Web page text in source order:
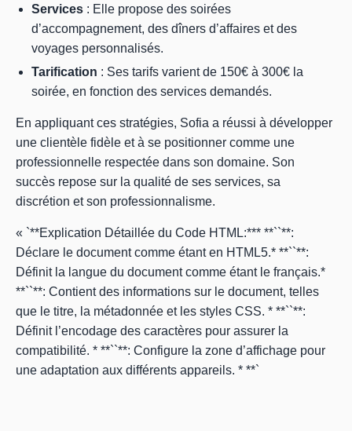
Services : Elle propose des soirées
d’accompagnement, des dîners d’affaires et des
voyages personnalisés.
Tarification : Ses tarifs varient de 150€ à 300€ la
soirée, en fonction des services demandés.
En appliquant ces stratégies, Sofia a réussi à développer
une clientèle fidèle et à se positionner comme une
professionnelle respectée dans son domaine. Son
succès repose sur la qualité de ses services, sa
discrétion et son professionnalisme.
« `**Explication Détaillée du Code HTML:*** **``**:
Déclare le document comme étant en HTML5.* **``**:
Définit la langue du document comme étant le français.*
**``**: Contient des informations sur le document, telles
que le titre, la métadonnée et les styles CSS. * **``**:
Définit l’encodage des caractères pour assurer la
compatibilité. * **``**: Configure la zone d’affichage pour
une adaptation aux différents appareils. * **`